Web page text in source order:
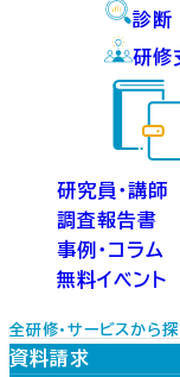
診断
研修
研究員・講師
調査報告書
事例・コラム
無料イベント
全研修・サービスから
資料請求